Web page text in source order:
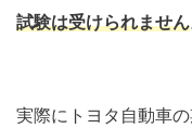
試験は受けられません
実際にトヨタ自動車